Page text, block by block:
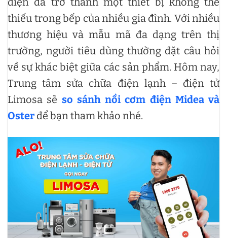
thiếu trong bếp của nhiều gia đình. Với nhiều
thương hiệu và mẫu mã đa dạng trên thị
trường, người tiêu dùng thường đặt câu hỏi
về sự khác biệt giữa các sản phẩm. Hôm nay,
Trung tâm sửa chữa điện lạnh – điện tử
Limosa sẽ so sánh nồi cơm điện Midea và
Oster để bạn tham khảo nhé.